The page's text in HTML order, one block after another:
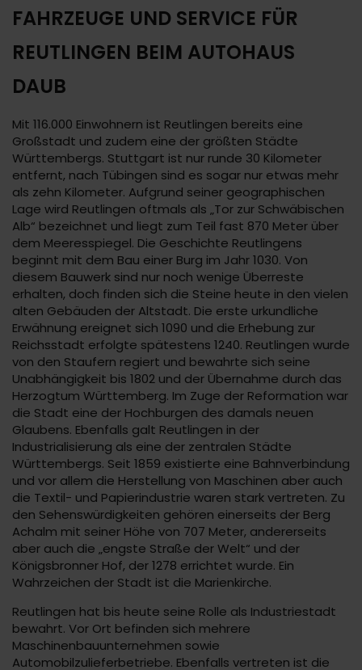
FAHRZEUGE UND SERVICE FÜR
REUTLINGEN BEIM AUTOHAUS
DAUB
Mit 116.000 Einwohnern ist Reutlingen bereits eine
Großstadt und zudem eine der größten Städte
Württembergs. Stuttgart ist nur runde 30 Kilometer
entfernt, nach Tübingen sind es sogar nur etwas mehr
als zehn Kilometer. Aufgrund seiner geographischen
Lage wird Reutlingen oftmals als „Tor zur Schwäbischen
Alb“ bezeichnet und liegt zum Teil fast 870 Meter über
dem Meeresspiegel. Die Geschichte Reutlingens
beginnt mit dem Bau einer Burg im Jahr 1030. Von
diesem Bauwerk sind nur noch wenige Überreste
erhalten, doch finden sich die Steine heute in den vielen
alten Gebäuden der Altstadt. Die erste urkundliche
Erwähnung ereignet sich 1090 und die Erhebung zur
Reichsstadt erfolgte spätestens 1240. Reutlingen wurde
von den Staufern regiert und bewahrte sich seine
Unabhängigkeit bis 1802 und der Übernahme durch das
Herzogtum Württemberg. Im Zuge der Reformation war
die Stadt eine der Hochburgen des damals neuen
Glaubens. Ebenfalls galt Reutlingen in der
Industrialisierung als eine der zentralen Städte
Württembergs. Seit 1859 existierte eine Bahnverbindung
und vor allem die Herstellung von Maschinen aber auch
die Textil- und Papierindustrie waren stark vertreten. Zu
den Sehenswürdigkeiten gehören einerseits der Berg
Achalm mit seiner Höhe von 707 Meter, andererseits
aber auch die „engste Straße der Welt“ und der
Königsbronner Hof, der 1278 errichtet wurde. Ein
Wahrzeichen der Stadt ist die Marienkirche.
Reutlingen hat bis heute seine Rolle als Industriestadt
bewahrt. Vor Ort befinden sich mehrere
Maschinenbauunternehmen sowie
Automobilzulieferbetriebe. Ebenfalls vertreten ist die